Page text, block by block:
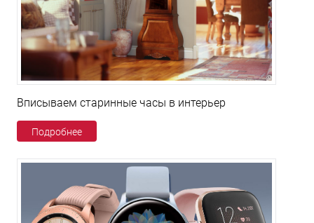
Вписываем старинные часы в интерьер
Подробнее